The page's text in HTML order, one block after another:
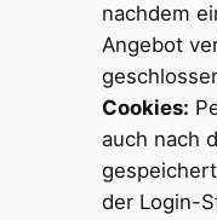
nachdem
Angebot
Cookies:
auch nach
der Login-